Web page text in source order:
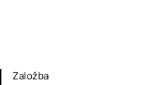
Založba